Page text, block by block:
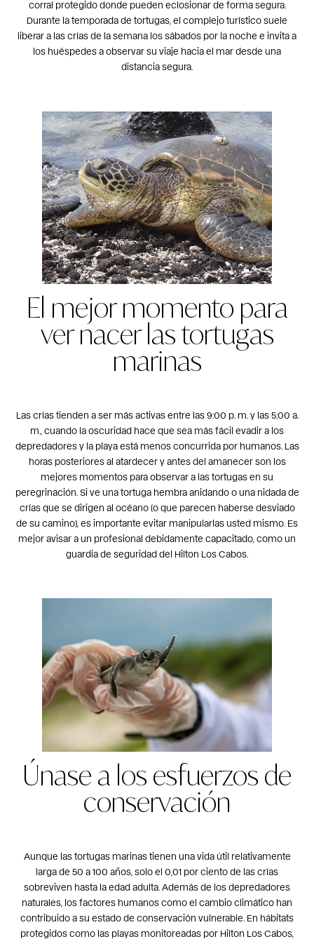
corral protegido donde pueden eclosionar de forma segura.
Durante la temporada de tortugas, el complejo turístico suele
liberar a las crías de la semana los sábados por la noche e invita a
los huéspedes a observar su viaje hacia el mar desde una
distancia segura.
El mejor momento para
ver nacer las tortugas
marinas
Las crías tienden a ser más activas entre las 9:00 p. m. y las 5:00 a.
m., cuando la oscuridad hace que sea más fácil evadir a los
depredadores y la playa está menos concurrida por humanos. Las
horas posteriores al atardecer y antes del amanecer son los
mejores momentos para observar a las tortugas en su
peregrinación. Si ve una tortuga hembra anidando o una nidada de
crías que se dirigen al océano (o que parecen haberse desviado
de su camino), es importante evitar manipularlas usted mismo. Es
mejor avisar a un profesional debidamente capacitado, como un
guardia de seguridad del Hilton Los Cabos.
Únase a los esfuerzos de
conservación
Aunque las tortugas marinas tienen una vida útil relativamente
larga de 50 a 100 años, solo el 0,01 por ciento de las crías
sobreviven hasta la edad adulta. Además de los depredadores
naturales, los factores humanos como el cambio climático han
contribuido a su estado de conservación vulnerable. En hábitats
protegidos como las playas monitoreadas por Hilton Los Cabos,